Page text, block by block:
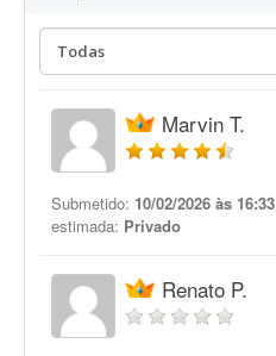
Marvin T.
Submetido: 10/02/2026 às 16:33
estimada: Privado
Renato P.